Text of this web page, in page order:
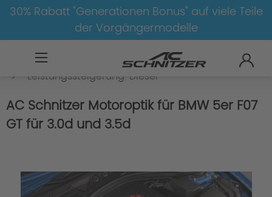
30% Rabatt "Generationen Bonus" auf viele Teile
der Vorgängermodelle
5er-F07-GT
Leistungssteigerung-Diesel
AC Schnitzer Motoroptik für BMW 5er F07
GT für 3.0d und 3.5d